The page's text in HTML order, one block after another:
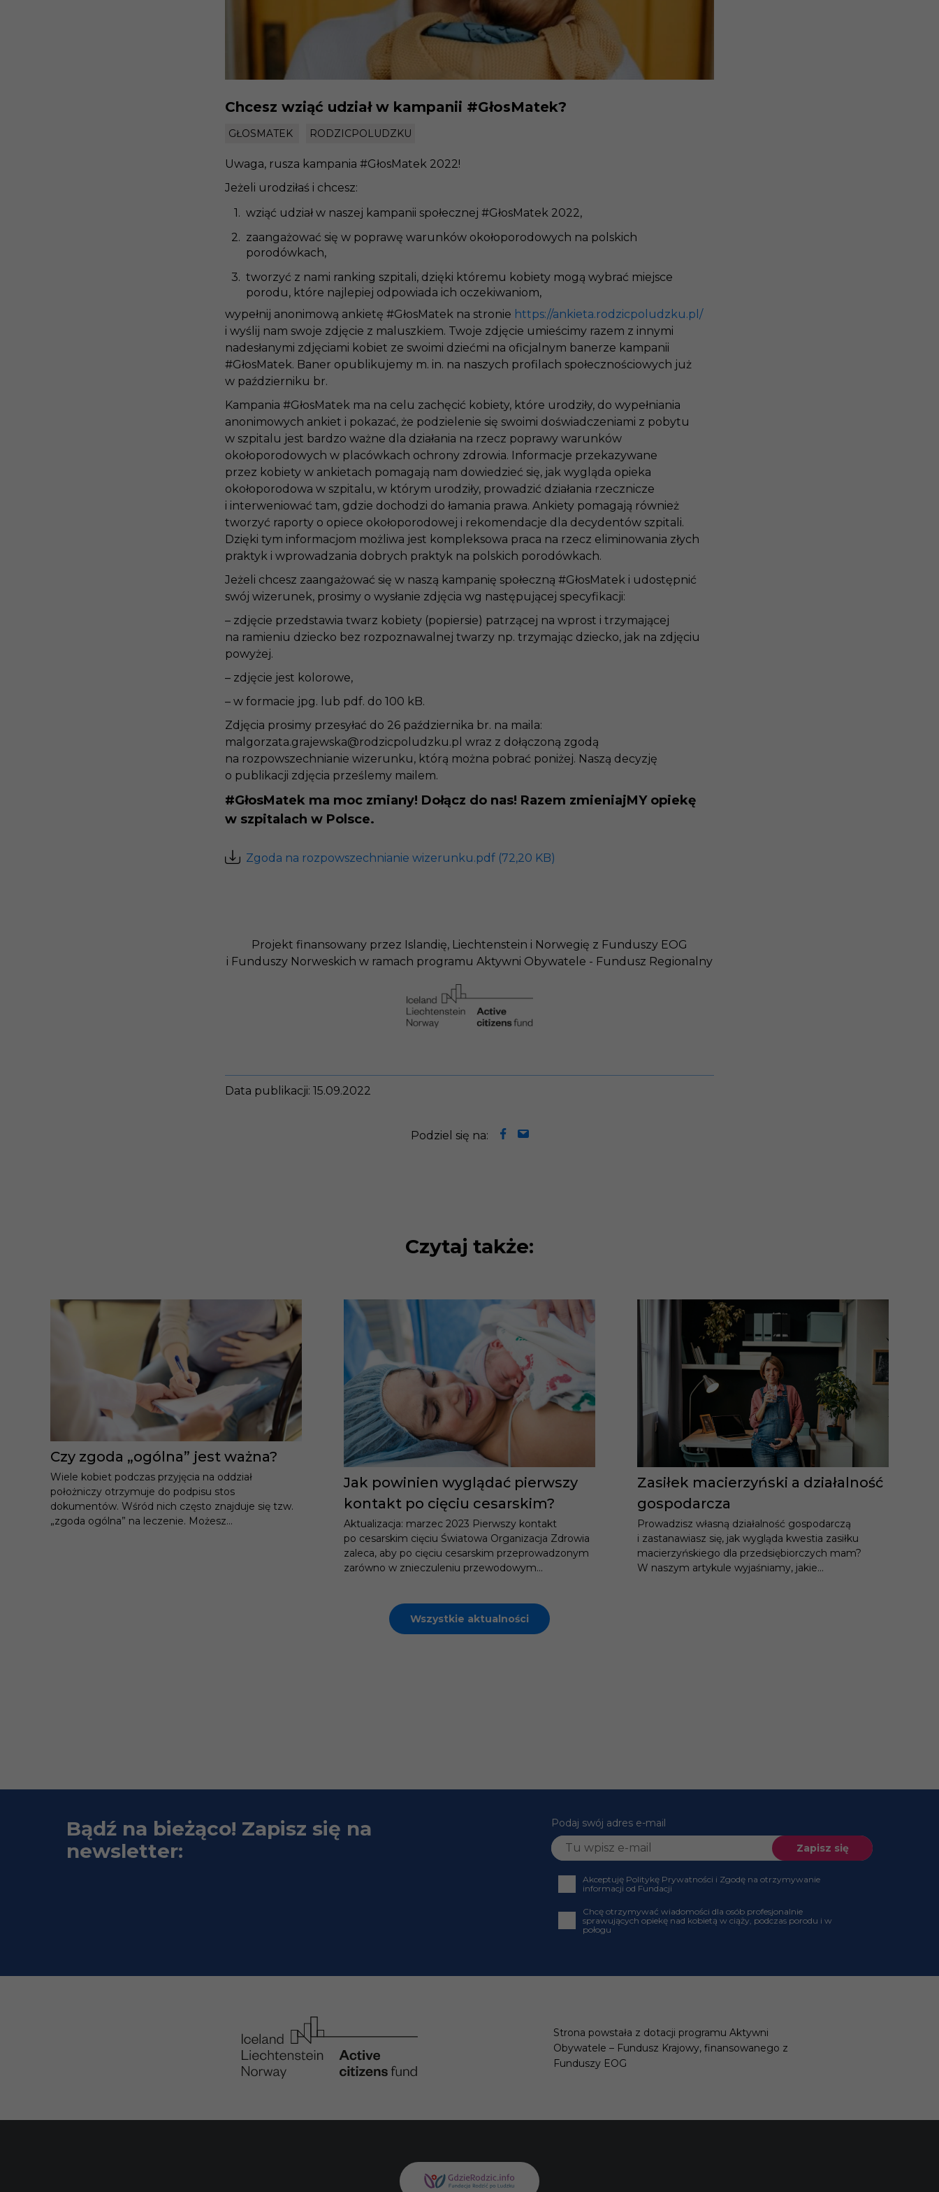
Chcesz wziąć udział w kampanii #GłosMatek?
GŁOSMATEK RODZICPOLUDZKU
Uwaga, rusza kampania #GłosMatek 2022!
Jeżeli urodziłaś i chcesz:
wziąć udział w naszej kampanii społecznej #GłosMatek 2022,
zaangażować się w poprawę warunków okołoporodowych na polskich
porodówkach,
tworzyć z nami ranking szpitali, dzięki któremu kobiety mogą wybrać miejsce
porodu, które najlepiej odpowiada ich oczekiwaniom,
wypełnij anonimową ankietę #GłosMatek na stronie https://ankieta.rodzicpoludzku.pl/
i wyślij nam swoje zdjęcie z maluszkiem. Twoje zdjęcie umieścimy razem z innymi
nadesłanymi zdjęciami kobiet ze swoimi dziećmi na oficjalnym banerze kampanii
#GłosMatek. Baner opublikujemy m. in. na naszych profilach społecznościowych już
w październiku br.
Kampania #GłosMatek ma na celu zachęcić kobiety, które urodziły, do wypełniania
anonimowych ankiet i pokazać, że podzielenie się swoimi doświadczeniami z pobytu
w szpitalu jest bardzo ważne dla działania na rzecz poprawy warunków
okołoporodowych w placówkach ochrony zdrowia. Informacje przekazywane
przez kobiety w ankietach pomagają nam dowiedzieć się, jak wygląda opieka
okołoporodowa w szpitalu, w którym urodziły, prowadzić działania rzecznicze
i interweniować tam, gdzie dochodzi do łamania prawa. Ankiety pomagają również
tworzyć raporty o opiece okołoporodowej i rekomendacje dla decydentów szpitali.
Dzięki tym informacjom możliwa jest kompleksowa praca na rzecz eliminowania złych
praktyk i wprowadzania dobrych praktyk na polskich porodówkach.
Jeżeli chcesz zaangażować się w naszą kampanię społeczną #GłosMatek i udostępnić
swój wizerunek, prosimy o wysłanie zdjęcia wg następującej specyfikacji:
– zdjęcie przedstawia twarz kobiety (popiersie) patrzącej na wprost i trzymającej
na ramieniu dziecko bez rozpoznawalnej twarzy np. trzymając dziecko, jak na zdjęciu
powyżej.
– zdjęcie jest kolorowe,
– w formacie jpg. lub pdf. do 100 kB.
Zdjęcia prosimy przesyłać do 26 października br. na maila:
malgorzata.grajewska@rodzicpoludzku.pl wraz z dołączoną zgodą
na rozpowszechnianie wizerunku, którą można pobrać poniżej. Naszą decyzję
o publikacji zdjęcia prześlemy mailem.
#GłosMatek ma moc zmiany! Dołącz do nas! Razem zmieniajMY opiekę
w szpitalach w Polsce.
Zgoda na rozpowszechnianie wizerunku.pdf (72,20 KB)
Projekt finansowany przez Islandię, Liechtenstein i Norwegię z Funduszy EOG
i Funduszy Norweskich w ramach programu Aktywni Obywatele - Fundusz Regionalny
Data publikacji: 15.09.2022
Podziel się na:
Czytaj także:
Czy zgoda „ogólna” jest ważna?
Wiele kobiet podczas przyjęcia na oddział
położniczy otrzymuje do podpisu stos
dokumentów. Wśród nich często znajduje się tzw.
„zgoda ogólna” na leczenie. Możesz...
Jak powinien wyglądać pierwszy
kontakt po cięciu cesarskim?
Aktualizacja: marzec 2023 Pierwszy kontakt
po cesarskim cięciu Światowa Organizacja Zdrowia
zaleca, aby po cięciu cesarskim przeprowadzonym
zarówno w znieczuleniu przewodowym...
Zasiłek macierzyński a działalność
gospodarcza
Prowadzisz własną działalność gospodarczą
i zastanawiasz się, jak wygląda kwestia zasiłku
macierzyńskiego dla przedsiębiorczych mam?
W naszym artykule wyjaśniamy, jakie...
Wszystkie aktualności
Bądź na bieżąco! Zapisz się na
newsletter:
Podaj swój adres e-mail
Akceptuję Politykę Prywatności i Zgodę na otrzymywanie
informacji od Fundacji
Chcę otrzymywać wiadomości dla osób profesjonalnie
sprawujących opiekę nad kobietą w ciąży, podczas porodu i w
połogu
Strona powstała z dotacji programu Aktywni
Obywatele – Fundusz Krajowy, finansowanego z
Funduszy EOG